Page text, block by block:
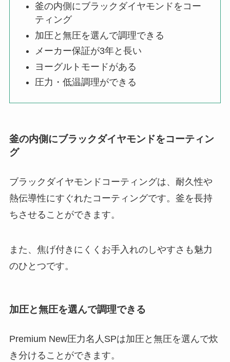
釜の内側にブラックダイヤモンドをコー
ティング
加圧と無圧を選んで調理できる
メーカー保証が3年と長い
ヨーグルトモードがある
圧力・低温調理ができる
釜の内側にブラックダイヤモンドをコーティン
グ
ブラックダイヤモンドコーティングは、耐久性や
熱伝導性にすぐれたコーティングです。釜を長持
ちさせることができます。
また、焦げ付きにくくお手入れのしやすさも魅力
のひとつです。
加圧と無圧を選んで調理できる
Premium New圧力名人SPは加圧と無圧を選んで炊
き分けることができます。